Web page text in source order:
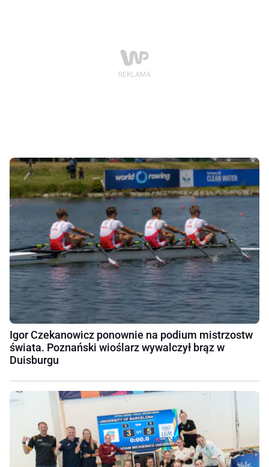
Igor Czekanowicz ponownie na podium mistrzostw
świata. Poznański wioślarz wywalczył brąz w
Duisburgu